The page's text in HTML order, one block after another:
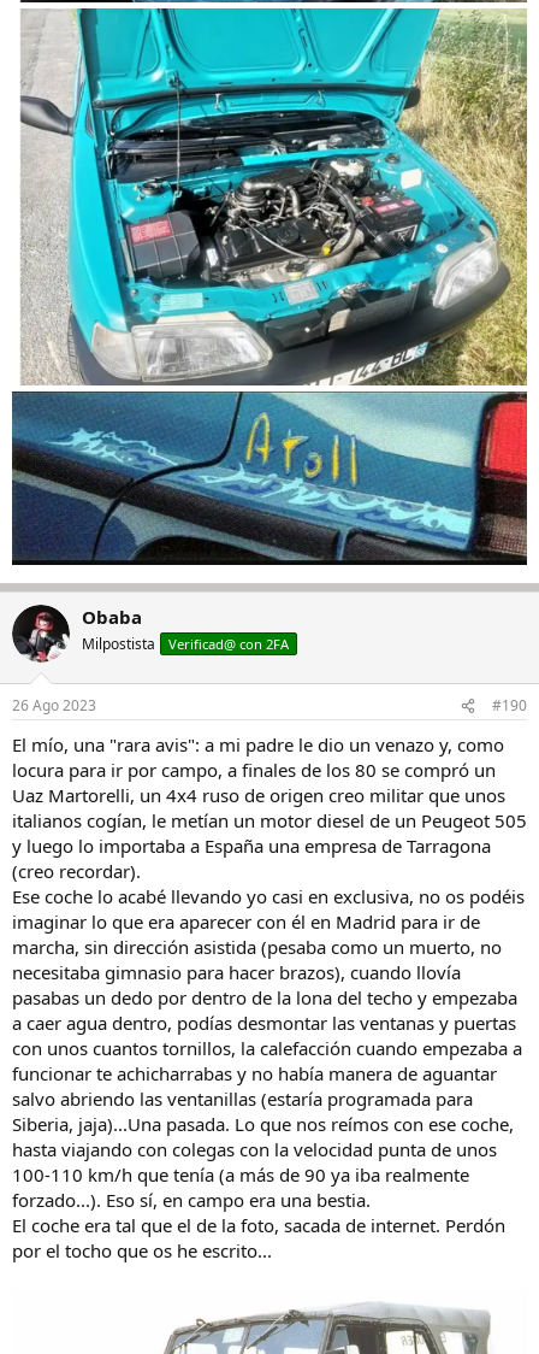
Obaba
Milpostista Verificad@ con 2FA
26 Ago 2023 #190
El mío, una "rara avis": a mi padre le dio un venazo y, como
locura para ir por campo, a finales de los 80 se compró un
Uaz Martorelli, un 4x4 ruso de origen creo militar que unos
italianos cogían, le metían un motor diesel de un Peugeot 505
y luego lo importaba a España una empresa de Tarragona
(creo recordar).
Ese coche lo acabé llevando yo casi en exclusiva, no os podéis
imaginar lo que era aparecer con él en Madrid para ir de
marcha, sin dirección asistida (pesaba como un muerto, no
necesitaba gimnasio para hacer brazos), cuando llovía
pasabas un dedo por dentro de la lona del techo y empezaba
a caer agua dentro, podías desmontar las ventanas y puertas
con unos cuantos tornillos, la calefacción cuando empezaba a
funcionar te achicharrabas y no había manera de aguantar
salvo abriendo las ventanillas (estaría programada para
Siberia, jaja)...Una pasada. Lo que nos reímos con ese coche,
hasta viajando con colegas con la velocidad punta de unos
100-110 km/h que tenía (a más de 90 ya iba realmente
forzado...). Eso sí, en campo era una bestia.
El coche era tal que el de la foto, sacada de internet. Perdón
por el tocho que os he escrito...